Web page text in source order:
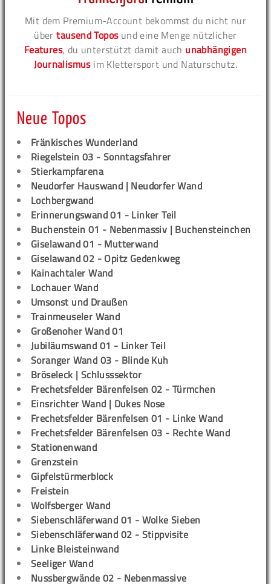
Mit dem Premium-Account bekommst du nicht nur
übertausend Toposund eine Menge nützlicher
Features, du unterstützt damit auch unabhängigen
Journalismusim Klettersport und Naturschutz.
Neue Topos
Fränkisches Wunderland
Riegelstein 03 - Sonntagsfahrer
Stierkampfarena
Neudorfer Hauswand | Neudorfer Wand
Lochbergwand
Erinnerungswand 01 - Linker Teil
Buchenstein 01 - Nebenmassiv | Buchensteinchen
Giselawand 01 - Mutterwand
Giselawand 02 - Opitz Gedenkweg
Kainachtaler Wand
Lochauer Wand
Umsonst und Draußen
Trainmeuseler Wand
Großenoher Wand 01
Jubiläumswand 01 - Linker Teil
Soranger Wand 03 - Blinde Kuh
Bröseleck | Schlusssektor
Frechetsfelder Bärenfelsen 02 - Türmchen
Einsrichter Wand | Dukes Nose
Frechetsfelder Bärenfelsen 01 - Linke Wand
Frechetsfelder Bärenfelsen 03 - Rechte Wand
Stationenwand
Grenzstein
Gipfelstürmerblock
Freistein
Wolfsberger Wand
Siebenschläferwand 01 - Wolke Sieben
Siebenschläferwand 02 - Stippvisite
Linke Bleisteinwand
Seeliger Wand
Nussbergwände 02 - Nebenmassive